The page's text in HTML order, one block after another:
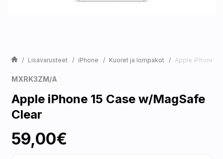
Lisävarusteet iPhone Kuoret ja lompakot Apple iPhone
MXRK3ZM/A
Apple iPhone 15 Case w/MagSafe
Clear
59,00€